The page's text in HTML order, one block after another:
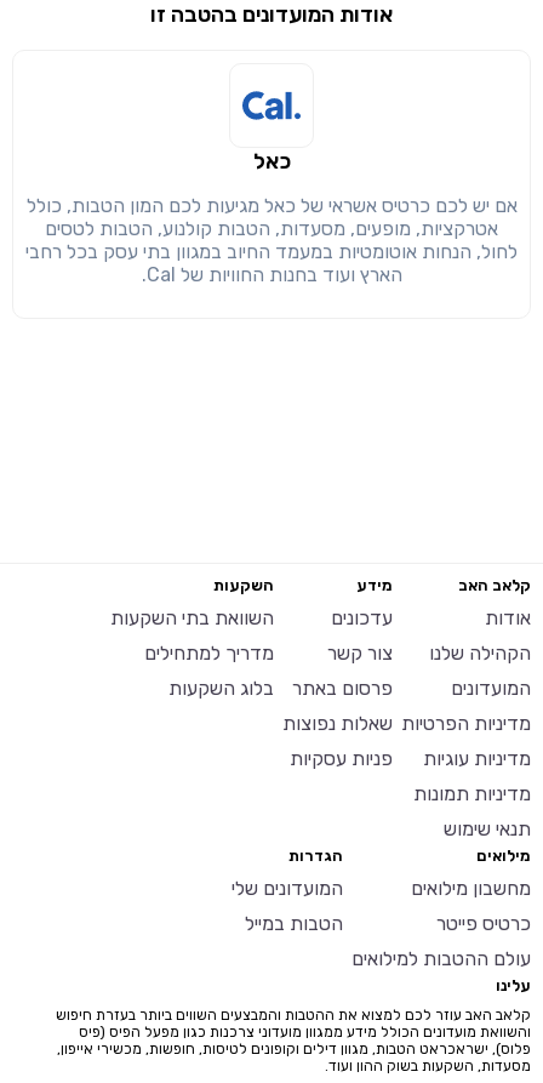
שימו לב!
הבנתי, המשך לאתר
אודות המועדונים בהטבה זו
כאל
אם יש לכם כרטיס אשראי של כאל מגיעות לכם המון הטבות, כולל
אטרקציות, מופעים, מסעדות, הטבות קולנוע, הטבות לטסים
לחול, הנחות אוטומטיות במעמד החיוב במגוון בתי עסק בכל רחבי
הארץ ועוד בחנות החוויות של Cal.
קלאב האב
אודות
הקהילה שלנו
המועדונים
מדיניות הפרטיות
מדיניות עוגיות
מדיניות תמונות
תנאי שימוש
מידע
עדכונים
צור קשר
פרסום באתר
שאלות נפוצות
פניות עסקיות
השקעות
השוואת בתי השקעות
מדריך למתחילים
בלוג השקעות
מילואים
מחשבון מילואים
כרטיס פייטר
עולם ההטבות למילואים
הגדרות
המועדונים שלי
הטבות במייל
עלינו
קלאב האב עוזר לכם למצוא את ההטבות והמבצעים השווים ביותר בעזרת חיפוש
והשוואת מועדונים הכולל מידע ממגוון מועדוני צרכנות כגון מפעל הפיס (פיס
פלוס), ישראכראט הטבות, מגוון דילים וקופונים לטיסות, חופשות, מכשירי אייפון,
מסעדות, השקעות בשוק ההון ועוד.